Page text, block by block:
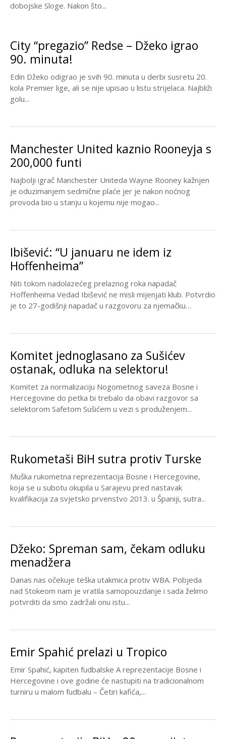
dobojske Sloge. Nakon što...
City “pregazio” Redse – Džeko igrao
90. minuta!
Edin Džeko odigrao je svih 90. minuta u derbi susretu 20.
kola Premier lige, ali se nije upisao u listu strijelaca. Najbliži
golu...
Manchester United kaznio Rooneyja s
200,000 funti
Najbolji igrač Manchester Uniteda Wayne Rooney kažnjen
je oduzimanjem sedmične plaće jer je nakon noćnog
provoda bio u stanju u kojemu nije mogao...
Ibišević: “U januaru ne idem iz
Hoffenheima”
Niti tokom nadolazećeg prelaznog roka napadač
Hoffenheima Vedad Ibišević ne misli mijenjati klub. Potvrdio
je to 27-godišnji napadač u razgovoru za njemačku
Komitet jednoglasano za Sušićev
ostanak, odluka na selektoru!
Komitet za normalizaciju Nogometnog saveza Bosne i
Hercegovine do petka bi trebalo da obavi razgovor sa
selektorom Safetom Sušićem u vezi s produženjem...
Rukometaši BiH sutra protiv Turske
Muška rukometna reprezentacija Bosne i Hercegovine,
koja se u subotu okupila u Sarajevu pred nastavak
kvalifikacija za svjetsko prvenstvo 2013. u Španiji, sutra...
Džeko: Spreman sam, čekam odluku
menadžera
Danas nas očekuje teška utakmica protiv WBA. Pobjeda
nad Stokeom nam je vratila samopouzdanje i sada želimo
potvrditi da smo zadržali onu istu...
Emir Spahić prelazi u Tropico
Emir Spahić, kapiten fudbalske A reprezentacije Bosne i
Hercegovine i ove godine će nastupiti na tradicionalnom
turniru u malom fudbalu – Četiri kafića,...